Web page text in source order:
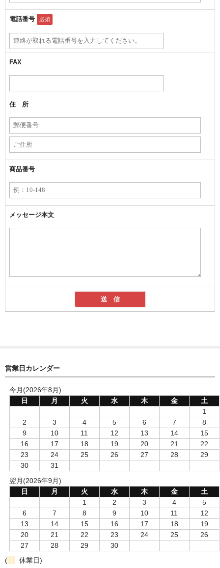
電話番号 必須
FAX
住 所
商品番号
メッセージ本文
営業日カレンダー
今月(2026年8月)
日
月 火 水 木 金
土
1
2
3 4 5 6 7
8
9
10 11 12 13 14
15
16
17 18 19 20 21
22
23
24 25 26 27 28
29
30
31
翌月(2026年9月)
日
月 火 水 木 金
土
1
2 3 4
5
6
7 8 9 10 11
12
13
14 15 16 17 18
19
20
21 22 23 24 25
26
27
28 29
30
(
休業日)